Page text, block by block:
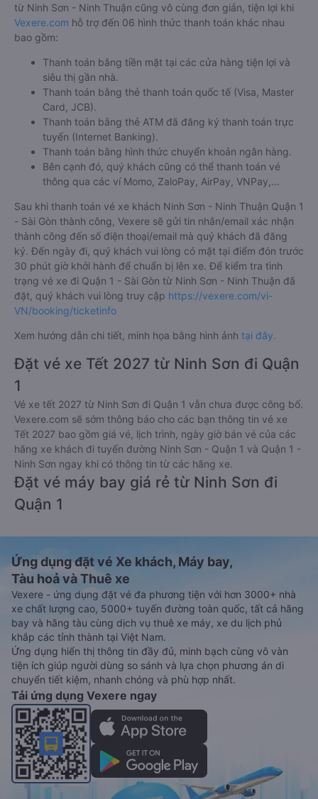
từ Ninh Sơn - Ninh Thuận cũng vô cùng đơn giản, tiện lợi khi
Vexere.com hỗ trợ đến 06 hình thức thanh toán khác nhau
bao gồm:
Thanh toán bằng tiền mặt tại các cửa hàng tiện lợi và
siêu thị gần nhà.
Thanh toán bằng thẻ thanh toán quốc tế (Visa, Master
Card, JCB).
Thanh toán bằng thẻ ATM đã đăng ký thanh toán trực
tuyến (Internet Banking).
Thanh toán bằng hình thức chuyển khoản ngân hàng.
Bên cạnh đó, quý khách cũng có thể thanh toán vé
thông qua các ví Momo, ZaloPay, AirPay, VNPay,…
Sau khi thanh toán vé xe khách Ninh Sơn - Ninh Thuận Quận 1
- Sài Gòn thành công, Vexere sẽ gửi tin nhắn/email xác nhận
thành công đến số điện thoại/email mà quý khách đã đăng
ký. Đến ngày đi, quý khách vui lòng có mặt tại điểm đón trước
30 phút giờ khởi hành để chuẩn bị lên xe. Để kiểm tra tình
trạng vé xe đi Quận 1 - Sài Gòn từ Ninh Sơn - Ninh Thuận đã
đặt, quý khách vui lòng truy cập https://vexere.com/vi-
VN/booking/ticketinfo
Xem hướng dẫn chi tiết, minh họa bằng hình ảnh tại đây.
Đặt vé xe Tết 2027 từ Ninh Sơn đi Quận
1
Vé xe tết 2027 từ Ninh Sơn đi Quận 1 vẫn chưa được công bố.
Vexere.com sẽ sớm thông báo cho các bạn thông tin vé xe
Tết 2027 bao gồm giá vé, lịch trình, ngày giờ bán vé của các
hãng xe khách đi tuyến đường Ninh Sơn - Quận 1 và Quận 1 -
Ninh Sơn ngay khi có thông tin từ các hãng xe.
Đặt vé máy bay giá rẻ từ Ninh Sơn đi
Quận 1
Ứng dụng đặt vé Xe khách, Máy bay,
Tàu hoả và Thuê xe
Vexere - ứng dụng đặt vé đa phương tiện với hơn 3000+ nhà
xe chất lượng cao, 5000+ tuyến đường toàn quốc, tất cả hãng
bay và hãng tàu cùng dịch vụ thuê xe máy, xe du lịch phủ
khắp các tỉnh thành tại Việt Nam.
Ứng dụng hiển thị thông tin đầy đủ, minh bạch cùng vô vàn
tiện ích giúp người dùng so sánh và lựa chọn phương án di
chuyển tiết kiệm, nhanh chóng và phù hợp nhất.
Tải ứng dụng Vexere ngay